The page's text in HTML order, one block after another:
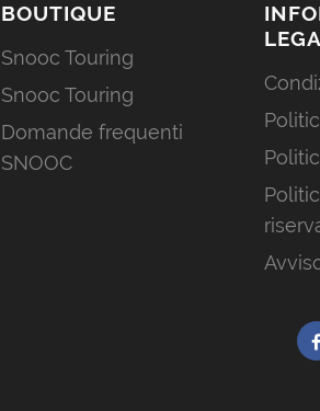
BOUTIQUE
Snooc Touring
Snooc Touring
Domande frequenti
SNOOC